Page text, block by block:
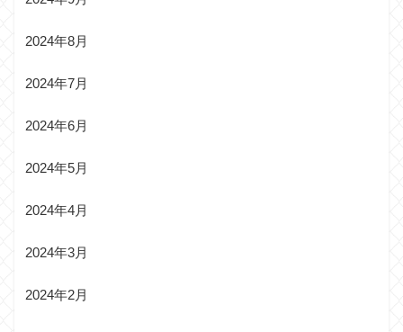
2024年8月
2024年7月
2024年6月
2024年5月
2024年4月
2024年3月
2024年2月